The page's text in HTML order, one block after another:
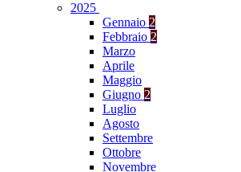
2025
Gennaio 2
Febbraio 2
Marzo
Aprile
Maggio
Giugno 2
Luglio
Agosto
Settembre
Ottobre
Novembre